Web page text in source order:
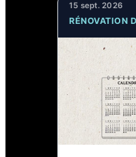
15 sept. 2026
RÉNOVATION